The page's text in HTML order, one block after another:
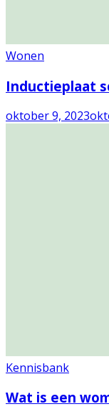
Wonen
Inductieplaat
oktober 9, 2023
Kennisbank
Wat is een